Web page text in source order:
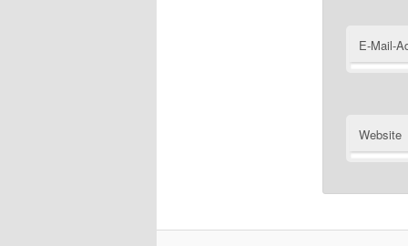
E-Mail-
Website